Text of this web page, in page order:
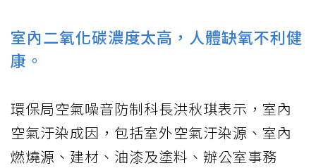
室內二氧化碳濃度太高，人體缺氧不利健
康。
環保局空氣噪音防制科長洪秋琪表示，室內
空氣汙染成因，包括室外空氣汙染源、室內
燃燒源、建材、油漆及塗料、辦公室事務